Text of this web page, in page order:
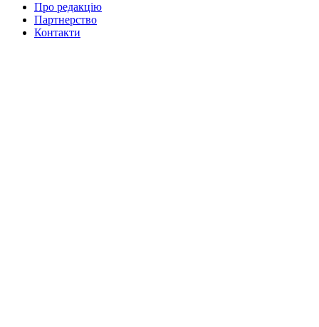
Про редакцію
Партнерство
Контакти